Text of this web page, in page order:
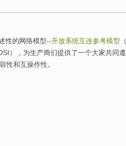
性的网络模型--开放系统互连参考模型 （
），为生产商们提供了一个大家共同遵
性和互操作性。